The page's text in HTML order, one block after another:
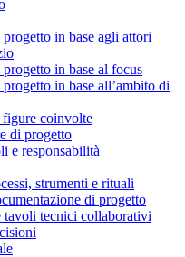
in base agli attori
in base al focus
in base all’ambito di
figure coinvolte
di progetto
e responsabilità
strumenti e rituali
di progetto
tavoli tecnici collaborativi